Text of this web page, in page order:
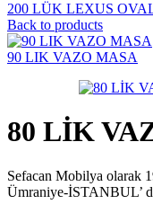
200 LÜK LEXUS
Back to products
90 LIK VAZO MASA
80 LİK
Sefacan Mobilya olarak
Ümraniye-İSTANBUL’